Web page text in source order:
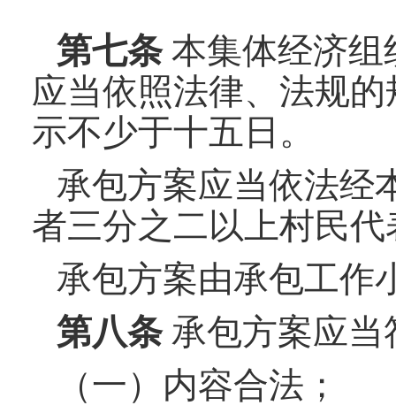
第七条本集体经济组
应当依照法律、法规
示不少于十五日。
承包方案应当依法经
者三分之二以上村民
承包方案由承包工作
第八条 承包方案应当
（一）内容合法；